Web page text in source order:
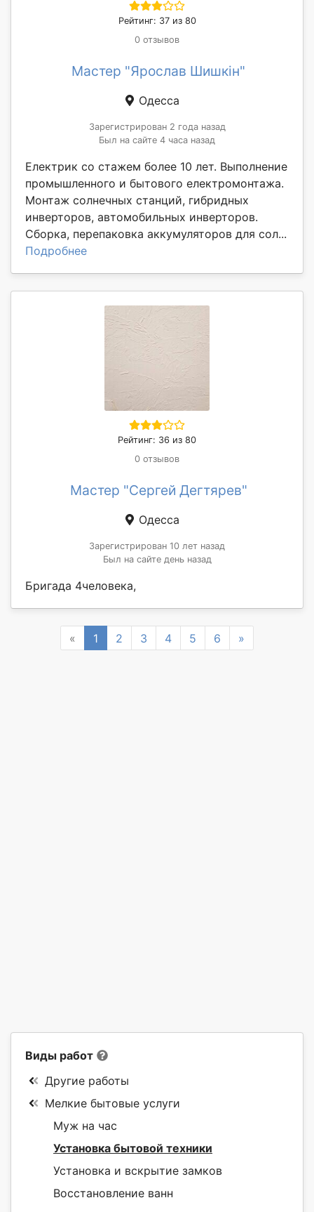
Рейтинг: 37 из 80
0 отзывов
Мастер "Ярослав Шишкін"
Одесса
Зарегистрирован 2 года назад
Был на сайте 4 часа назад
Електрик со стажем более 10 лет. Выполнение
промышленного и бытового електромонтажа.
Монтаж солнечных станций, гибридных
инверторов, автомобильных инверторов.
Сборка, перепаковка аккумуляторов для сол...
Подробнее
Рейтинг: 36 из 80
0 отзывов
Мастер "Сергей Дегтярев"
Одесса
Зарегистрирован 10 лет назад
Был на сайте день назад
Бригада 4человека,
« Previous
1 2 3 4 5 6 »
Виды работ
Другие работы
Мелкие бытовые услуги
Муж на час
Установка бытовой техники
Установка и вскрытие замков
Восстановление ванн